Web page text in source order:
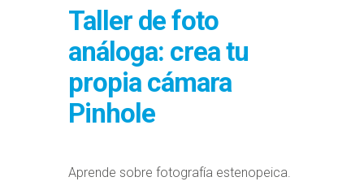
Taller de foto
análoga: crea tu
propia cámara
Pinhole
Aprende sobre fotografía estenopeica.